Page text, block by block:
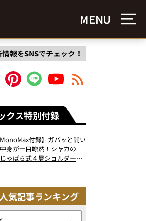
MENU
報をSNSでチェック！
クス特別付録
MonoMax付録】ガバッと開い
身が一目瞭然！シャカの
じゃばら式４層ショルダーバ
気記事ランキング